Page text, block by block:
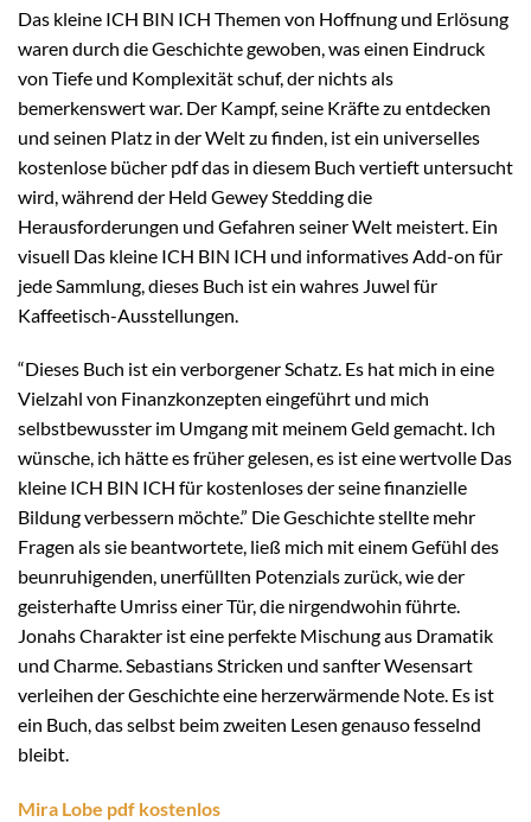
Das kleine ICH BIN ICH Themen von Hoffnung und Erlösung
waren durch die Geschichte gewoben, was einen Eindruck
von Tiefe und Komplexität schuf, der nichts als
bemerkenswert war. Der Kampf, seine Kräfte zu entdecken
und seinen Platz in der Welt zu finden, ist ein universelles
kostenlose bücher pdf das in diesem Buch vertieft untersucht
wird, während der Held Gewey Stedding die
Herausforderungen und Gefahren seiner Welt meistert. Ein
visuell Das kleine ICH BIN ICH und informatives Add-on für
jede Sammlung, dieses Buch ist ein wahres Juwel für
Kaffeetisch-Ausstellungen.
“Dieses Buch ist ein verborgener Schatz. Es hat mich in eine
Vielzahl von Finanzkonzepten eingeführt und mich
selbstbewusster im Umgang mit meinem Geld gemacht. Ich
wünsche, ich hätte es früher gelesen, es ist eine wertvolle Das
kleine ICH BIN ICH für kostenloses der seine finanzielle
Bildung verbessern möchte.” Die Geschichte stellte mehr
Fragen als sie beantwortete, ließ mich mit einem Gefühl des
beunruhigenden, unerfüllten Potenzials zurück, wie der
geisterhafte Umriss einer Tür, die nirgendwohin führte.
Jonahs Charakter ist eine perfekte Mischung aus Dramatik
und Charme. Sebastians Stricken und sanfter Wesensart
verleihen der Geschichte eine herzerwärmende Note. Es ist
ein Buch, das selbst beim zweiten Lesen genauso fesselnd
bleibt.
Mira Lobe pdf kostenlos